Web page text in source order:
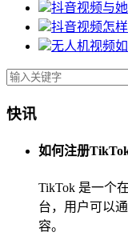
抖音视频与
抖音视频怎样
无人机视频
快讯
如何注册
TikTok 是一个
台，用户可以
容。